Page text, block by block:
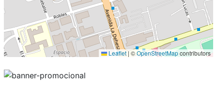
Leaflet|©OpenStreetMapcontributors